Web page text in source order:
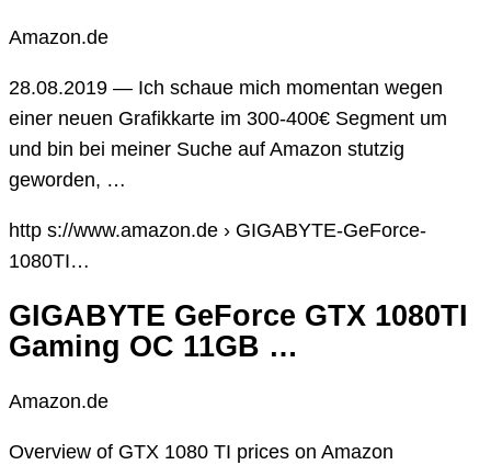
Amazon.de
28.08.2019 — Ich schaue mich momentan wegen
einer neuen Grafikkarte im 300-400€ Segment um
und bin bei meiner Suche auf Amazon stutzig
geworden, …
http s://www.amazon.de › GIGABYTE-GeForce-
1080TI…
GIGABYTE GeForce GTX 1080TI
Gaming OC 11GB …
Amazon.de
Overview of GTX 1080 TI prices on Amazon